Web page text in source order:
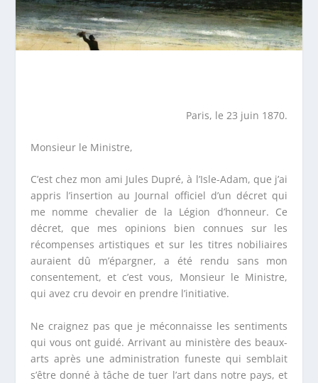
Paris, le 23 juin 1870.
Monsieur le Ministre,
C’est chez mon ami Jules Dupré, à l’Isle-Adam, que j’ai
appris l’insertion au Journal officiel d’un décret qui
me nomme chevalier de la Légion d’honneur. Ce
décret, que mes opinions bien connues sur les
récompenses artistiques et sur les titres nobiliaires
auraient dû m’épargner, a été rendu sans mon
consentement, et c’est vous, Monsieur le Ministre,
qui avez cru devoir en prendre l’initiative.
Ne craignez pas que je méconnaisse les sentiments
qui vous ont guidé. Arrivant au ministère des beaux-
arts après une administration funeste qui semblait
s’être donné à tâche de tuer l’art dans notre pays, et